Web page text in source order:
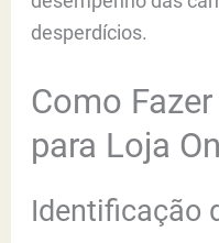
desperdícios.
Como
para Loja
Identificação